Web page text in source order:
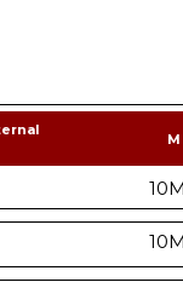
M